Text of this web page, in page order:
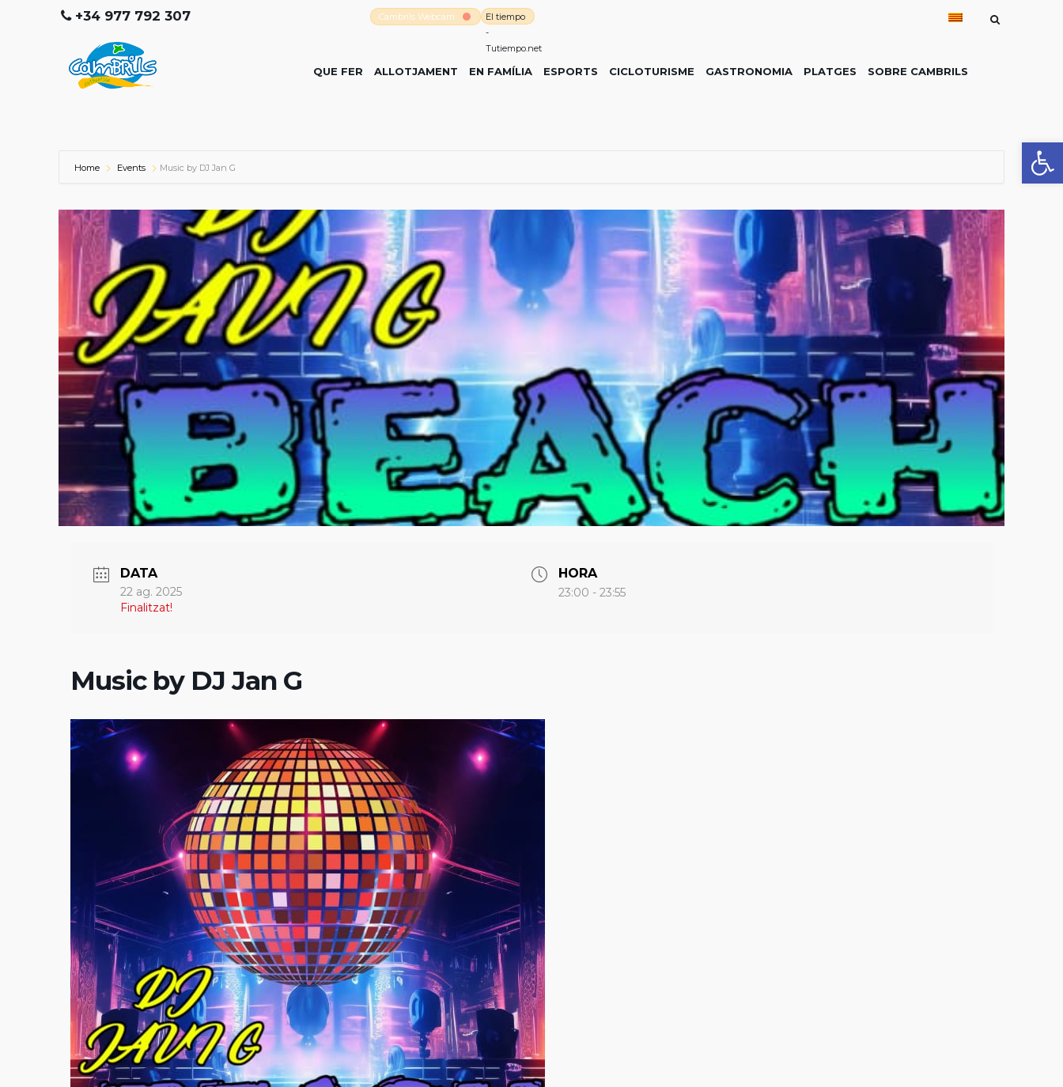
Obre
+34 977 792 307 Cambrils Webcam
El tiempo
-
Tutiempo.net
QUE FER ALLOTJAMENT EN FAMÍLIA ESPORTS CICLOTURISME GASTRONOMIA PLATGES SOBRE CAMBRILS
Home Events Music by DJ Jan G
DATA
22 ag. 2025
Finalitzat!
HORA
23:00 - 23:55
Music by DJ Jan G